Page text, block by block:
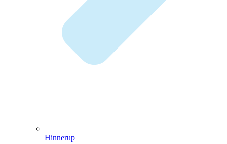
Hinnerup